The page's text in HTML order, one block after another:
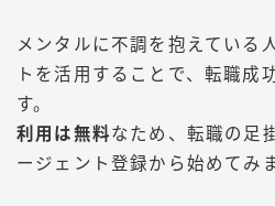
メンタルに不調を抱えている
トを活用することで、転職成
す。
利用は無料なため、転職の足
ージェント登録から始めてみ